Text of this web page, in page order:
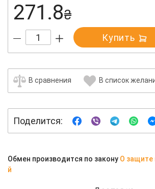
271.8₴
Купить
В сравнения В список
Поделится:
Обмен производится по закону О защите
й